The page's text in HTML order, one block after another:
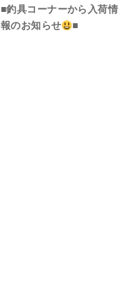
■釣具コーナーから入荷情
報のお知らせ
■